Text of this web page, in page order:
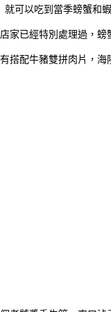
就可以吃到當季螃蟹和
店家已經特別處理過，螃
搭配牛豬雙拼肉片，